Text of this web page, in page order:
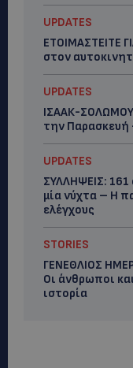
UPDATES
ΕΤΟΙΜΑΣΤΕΙΤΕ
στον
UPDATES
ΙΣΑΑΚ-
την Παρασκευή
UPDATES
ΣΥΛΛΗΨΕΙΣ:
μία νύχτα – Η
ελέγχους
STORIES
ΓΕΝΕΘΛΙΟΣ
Οι άνθρωποι
ιστορία